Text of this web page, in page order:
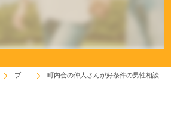
ブログ 町内会の仲人さんが好条件の男性相談でご来店！(^^♪